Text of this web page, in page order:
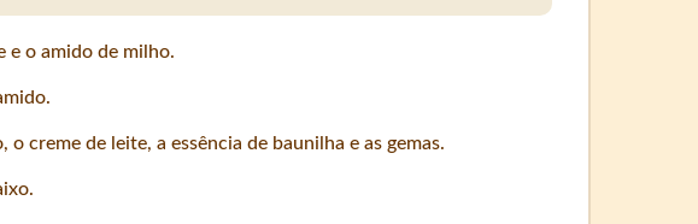
e o amido de milho.
creme de leite, a essência de baunilha e as gemas.